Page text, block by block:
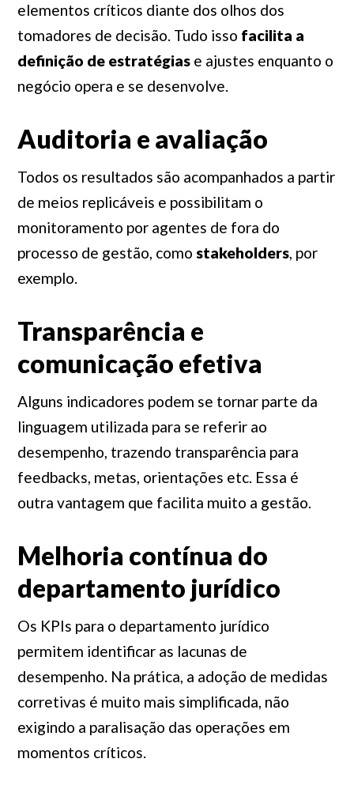
elementos críticos diante dos olhos dos
tomadores de decisão. Tudo isso facilita a
definição de estratégiase ajustes enquanto o
negócio opera e se desenvolve.
Auditoria e avaliação
Todos os resultados são acompanhados a partir
de meios replicáveis e possibilitam o
monitoramento por agentes de fora do
processo de gestão, como stakeholders, por
exemplo.
Transparência e
comunicação efetiva
Alguns indicadores podem se tornar parte da
linguagem utilizada para se referir ao
desempenho, trazendo transparência para
feedbacks, metas, orientações etc. Essa é
outra vantagem que facilita muito a gestão.
Melhoria contínua do
departamento jurídico
Os KPIs para o departamento jurídico
permitem identificar as lacunas de
desempenho. Na prática, a adoção de medidas
corretivas é muito mais simplificada, não
exigindo a paralisação das operações em
momentos críticos.